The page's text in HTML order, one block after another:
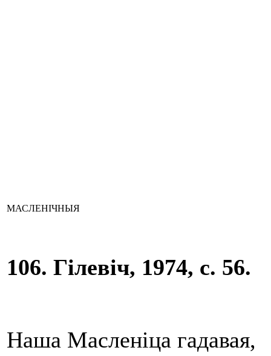
МАСЛЕНІЧНЫЯ
106. Гілевіч, 1974, с. 56.
Наша Масленіца гадавая,